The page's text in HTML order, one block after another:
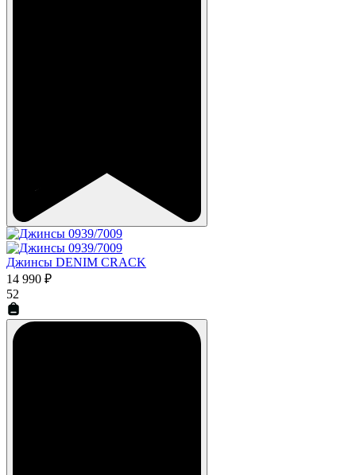
Джинсы DENIM CRACK
14 990 ₽
52